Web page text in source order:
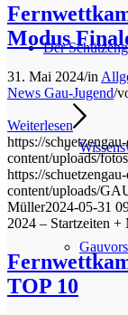
Der
Modus
31. Mai 2024/in
News Gau-Jugend/
Weiterlesen
https://
content/uploads/
https://
content/uploads/
Müller2024-05-31
2024 – Startzeiten +
TOP 10